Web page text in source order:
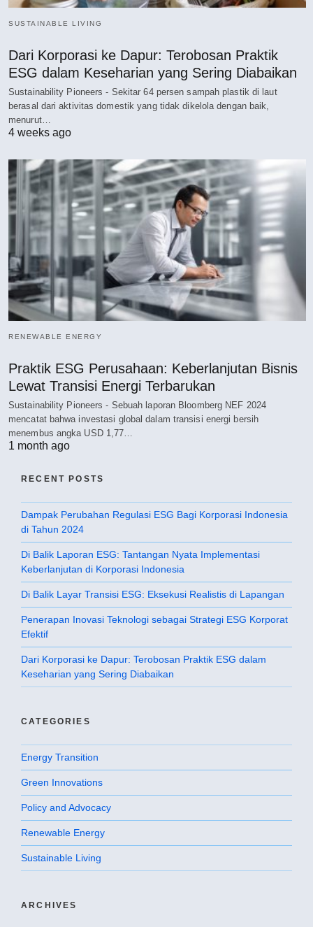
SUSTAINABLE LIVING
Dari Korporasi ke Dapur: Terobosan Praktik
ESG dalam Keseharian yang Sering Diabaikan
Sustainability Pioneers - Sekitar 64 persen sampah plastik di laut
berasal dari aktivitas domestik yang tidak dikelola dengan baik,
menurut…
4 weeks ago
RENEWABLE ENERGY
Praktik ESG Perusahaan: Keberlanjutan Bisnis
Lewat Transisi Energi Terbarukan
Sustainability Pioneers - Sebuah laporan Bloomberg NEF 2024
mencatat bahwa investasi global dalam transisi energi bersih
menembus angka USD 1,77…
1 month ago
RECENT POSTS
Dampak Perubahan Regulasi ESG Bagi Korporasi Indonesia
di Tahun 2024
Di Balik Laporan ESG: Tantangan Nyata Implementasi
Keberlanjutan di Korporasi Indonesia
Di Balik Layar Transisi ESG: Eksekusi Realistis di Lapangan
Penerapan Inovasi Teknologi sebagai Strategi ESG Korporat
Efektif
Dari Korporasi ke Dapur: Terobosan Praktik ESG dalam
Keseharian yang Sering Diabaikan
CATEGORIES
Energy Transition
Green Innovations
Policy and Advocacy
Renewable Energy
Sustainable Living
ARCHIVES